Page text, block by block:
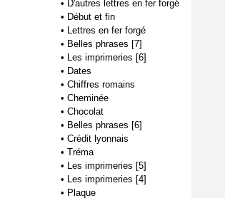
• D'autres lettres en fer forgé
• Début et fin
• Lettres en fer forgé
• Belles phrases [7]
• Les imprimeries [6]
• Dates
• Chiffres romains
• Cheminée
• Chocolat
• Belles phrases [6]
• Crédit lyonnais
• Tréma
• Les imprimeries [5]
• Les imprimeries [4]
• Plaque